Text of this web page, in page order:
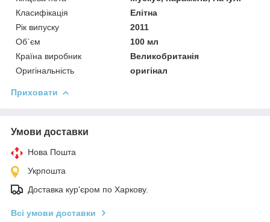
Класифікація
Елітна
Рік випуску
2011
Об`єм
100 мл
Країна виробник
Великобританія
Оригінальність
оригінал
Приховати
Умови доставки
Нова Пошта
Укрпошта
Доставка кур'єром по Харкову.
Всі умови доставки